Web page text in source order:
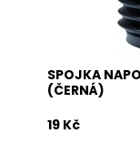
SPOJKA
(ČERNÁ)
19 Kč